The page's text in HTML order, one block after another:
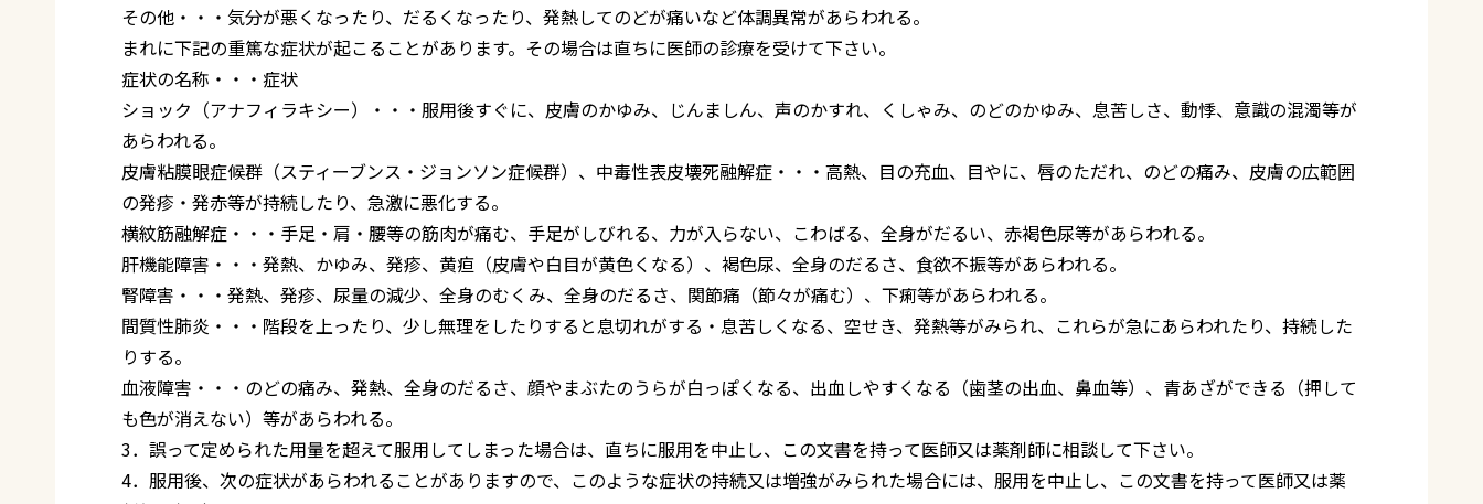
その他・・・気分が悪くなったり、だるくなったり、発熱してのどが痛いなど体調異常があらわれる。
まれに下記の重篤な症状が起こることがあります。その場合は直ちに医師の診療を受けて下さい。
症状の名称・・・症状
ショック（アナフィラキシー）・・・服用後すぐに、皮膚のかゆみ、じんましん、声のかすれ、くしゃみ、のどのかゆみ、息苦しさ、動悸、意識の混濁等が
あらわれる。
皮膚粘膜眼症候群（スティーブンス・ジョンソン症候群）、中毒性表皮壊死融解症・・・高熱、目の充血、目やに、唇のただれ、のどの痛み、皮膚の広範囲
の発疹・発赤等が持続したり、急激に悪化する。
横紋筋融解症・・・手足・肩・腰等の筋肉が痛む、手足がしびれる、力が入らない、こわばる、全身がだるい、赤褐色尿等があらわれる。
肝機能障害・・・発熱、かゆみ、発疹、黄疸（皮膚や白目が黄色くなる）、褐色尿、全身のだるさ、食欲不振等があらわれる。
腎障害・・・発熱、発疹、尿量の減少、全身のむくみ、全身のだるさ、関節痛（節々が痛む）、下痢等があらわれる。
間質性肺炎・・・階段を上ったり、少し無理をしたりすると息切れがする・息苦しくなる、空せき、発熱等がみられ、これらが急にあらわれたり、持続した
りする。
血液障害・・・のどの痛み、発熱、全身のだるさ、顔やまぶたのうらが白っぽくなる、出血しやすくなる（歯茎の出血、鼻血等）、青あざができる（押して
も色が消えない）等があらわれる。
3．誤って定められた用量を超えて服用してしまった場合は、直ちに服用を中止し、この文書を持って医師又は薬剤師に相談して下さい。
4．服用後、次の症状があらわれることがありますので、このような症状の持続又は増強がみられた場合には、服用を中止し、この文書を持って医師又は薬